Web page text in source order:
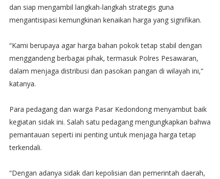
dan siap mengambil langkah-langkah strategis guna
mengantisipasi kemungkinan kenaikan harga yang signifikan.
“Kami berupaya agar harga bahan pokok tetap stabil dengan
menggandeng berbagai pihak, termasuk Polres Pesawaran,
dalam menjaga distribusi dan pasokan pangan di wilayah ini,”
katanya.
Para pedagang dan warga Pasar Kedondong menyambut baik
kegiatan sidak ini. Salah satu pedagang mengungkapkan bahwa
pemantauan seperti ini penting untuk menjaga harga tetap
terkendali.
“Dengan adanya sidak dari kepolisian dan pemerintah daerah,